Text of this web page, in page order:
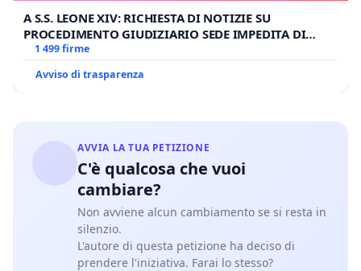
A S.S. LEONE XIV: RICHIESTA DI NOTIZIE SU
PROCEDIMENTO GIUDIZIARIO SEDE IMPEDITA DI
BENEDETTO XVI
1 499 firme
Avviso di trasparenza
AVVIA LA TUA PETIZIONE
C'è qualcosa che vuoi
cambiare?
Non avviene alcun cambiamento se si resta in
silenzio.
L'autore di questa petizione ha deciso di
prendere l'iniziativa. Farai lo stesso?